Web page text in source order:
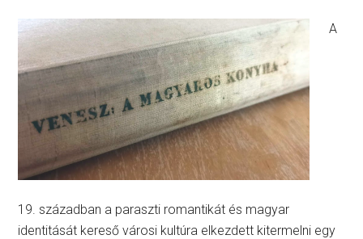
A
19. században a paraszti romantikát és magyar
identitását kereső városi kultúra elkezdett kitermelni egy